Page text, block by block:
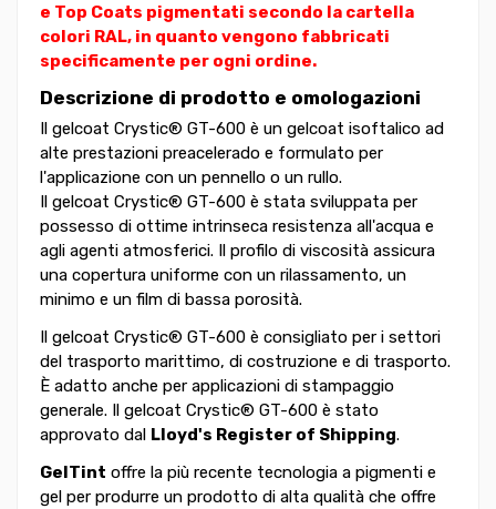
e Top Coats pigmentati secondo la cartella
colori RAL, in quanto vengono fabbricati
specificamente per ogni ordine.
Descrizione di prodotto e omologazioni
Il gelcoat Crystic® GT-600 è un gelcoat isoftalico ad
alte prestazioni preacelerado e formulato per
l'applicazione con un pennello o un rullo.
Il gelcoat Crystic® GT-600 è stata sviluppata per
possesso di ottime intrinseca resistenza all'acqua e
agli agenti atmosferici. Il profilo di viscosità assicura
una copertura uniforme con un rilassamento, un
minimo e un film di bassa porosità.
Il gelcoat Crystic® GT-600 è consigliato per i settori
del trasporto marittimo, di costruzione e di trasporto.
È adatto anche per applicazioni di stampaggio
generale. Il gelcoat Crystic® GT-600 è stato
approvato dal Lloyd's Register of Shipping.
GelTint offre la più recente tecnologia a pigmenti e
gel per produrre un prodotto di alta qualità che offre